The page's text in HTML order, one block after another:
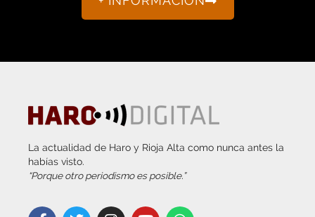
La actualidad de Haro y Rioja Alta como nunca antes la
habías visto.
“Porque otro periodismo es posible.”